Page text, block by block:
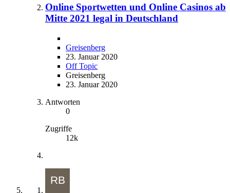
Online Sportwetten und Online Casinos ab
Mitte 2021 legal in Deutschland
Greisenberg
23. Januar 2020
Off Topic
Greisenberg
23. Januar 2020
Antworten
0
Zugriffe
12k